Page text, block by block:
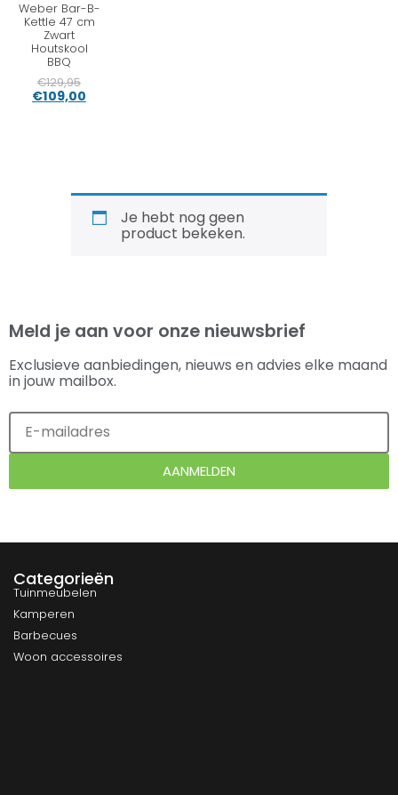
Weber Bar-B-
Kettle 47 cm
Zwart
Houtskool
BBQ
€129,95
€109,00
Je hebt nog geen
product bekeken.
Meld je aan voor onze nieuwsbrief
Exclusieve aanbiedingen, nieuws en advies elke maand
in jouw mailbox.
AANMELDEN
Categorieën
Tuinmeubelen
Kamperen
Barbecues
Woon accessoires